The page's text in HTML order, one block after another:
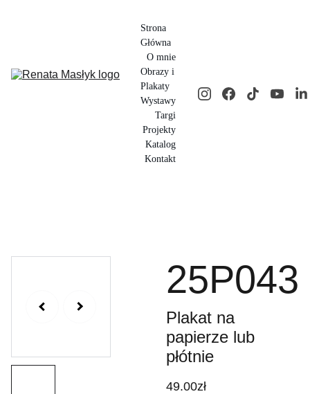
Strona
Główna
O mnie
Obrazy i
Plakaty
Wystawy
Targi
Projekty
Katalog
Kontakt
25P043
Plakat na
papierze lub
płótnie
49.00zł